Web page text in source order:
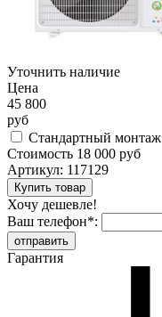
Уточнить наличие
Цена
45 800
руб
Стандартный монтаж
Стоимость 18 000 руб
Артикул: 117129
Хочу дешевле!
Ваш телефон*:
Гарантия